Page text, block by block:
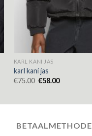
KARL KANI JAS
karl kani jas
€75.00 €58.00
BETAALMETHODE